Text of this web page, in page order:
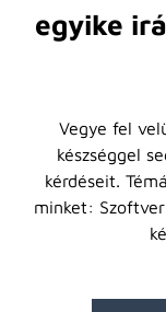
egyike
Vegye fel
készséggel
kérdéseit.
minket: